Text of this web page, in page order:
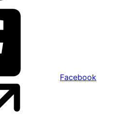
Facebook